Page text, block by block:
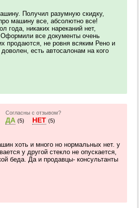
Получил разумную скидку,
машину все, абсолютно все!
года, никаких нареканий нет,
Оформили все документы очень
продаются, не ровня всяким Рено и
есть автосалонам на кого
Согласны с отзывом?
ДА (5) НЕТ (5)
хоть и много но нормальных нет. у
у другой стекло не опускается,
беда. Да и продавцы- консультанты